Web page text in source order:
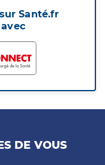
Santé.fr
DE VOUS